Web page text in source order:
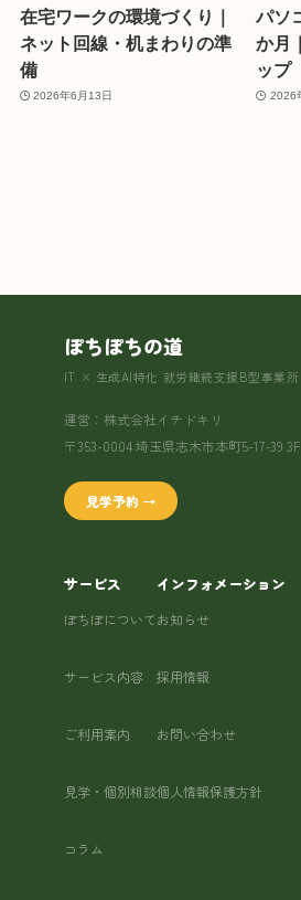
在宅ワークの環境づくり｜
ネット回線・机まわりの準
備
2026年6月13日
パソ
か月
ップ
2026
ぽちぽちの道
IT × 生成AI特化 就労継続支援B型事業所
運営：株式会社イチドキリ
〒353-0004 埼玉県志木市本町5-17-39
見学予約 →
サービス
ぽちぽについて
サービス内容
ご利用案内
見学・個別相談
コラム
インフォメーション
お知らせ
採用情報
お問い合わせ
個人情報保護方針